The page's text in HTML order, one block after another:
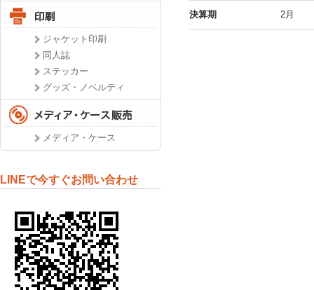
ジャケット印刷
同人誌
ステッカー
グッズ・ノベルティ
メディア・ケース
LINEで今すぐお問い合わせ
決算期 2月